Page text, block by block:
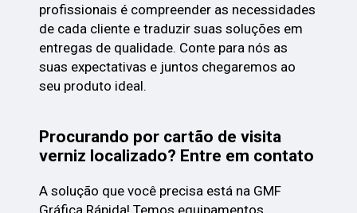
profissionais é compreender as necessidades
de cada cliente e traduzir suas soluções em
entregas de qualidade. Conte para nós as
suas expectativas e juntos chegaremos ao
seu produto ideal.
Procurando por cartão de visita
verniz localizado? Entre em contato
A solução que você precisa está na GMF
Gráfica Rápida! Temos equipamentos